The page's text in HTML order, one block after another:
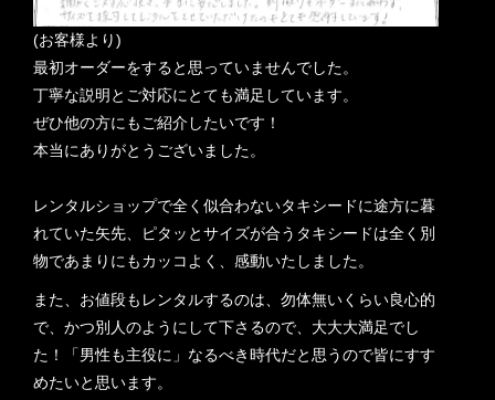
(お客様より)
最初オーダーをすると思っていませんでした。
丁寧な説明とご対応にとても満足しています。
ぜひ他の方にもご紹介したいです！
本当にありがとうございました。
レンタルショップで全く似合わないタキシードに途方に暮
れていた矢先、ピタッとサイズが合うタキシードは全く別
物であまりにもカッコよく、感動いたしました。
また、お値段もレンタルするのは、勿体無いくらい良心的
で、かつ別人のようにして下さるので、大大大満足でし
た！「男性も主役に」なるべき時代だと思うので皆にすす
めたいと思います。